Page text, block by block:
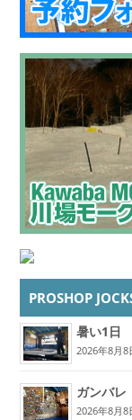
PROSHOP
暑い1日
2026年8月8
ガンバレ
2026年8月8